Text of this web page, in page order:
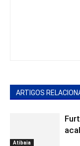
ARTIGOS
Atibaia